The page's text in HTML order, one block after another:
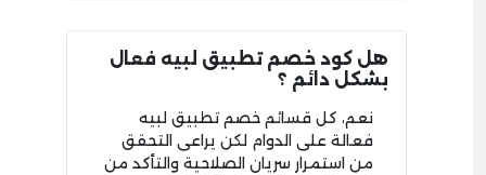
هل كود خصم تطبيق لبيه فعال
بشكل دائم ؟
نعم، كل قسائم خصم تطبيق لبيه
فعالة على الدوام لكن يراعى التحقق
من استمرار سريان الصلاحية والتأكد من